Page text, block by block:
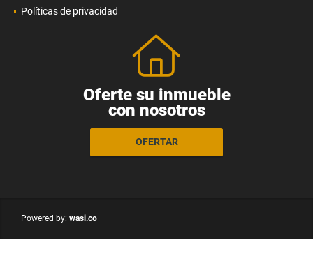
Políticas de privacidad
Oferte su inmueble
con nosotros
OFERTAR
Powered by: wasi.co